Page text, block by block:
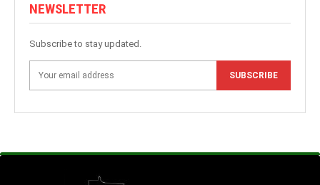
NEWSLETTER
Subscribe to stay updated.
SUBSCRIBE